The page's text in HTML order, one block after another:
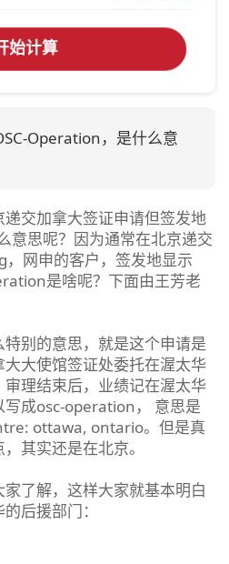
始计算
Operation，是什么意
交加拿大签证申请但签发地
意思呢？因为通常在北京递交
网申的客户，签发地显示
是啥呢？下面由王芳老
别的意思，就是这个申请是
大使馆签证处委托在渥太华
理结束后，业绩记在渥太华
写成osc-operation， 意思是
ottawa, ontario。但是真
其实还是在北京。
了解，这样大家就基本明白
后援部门：